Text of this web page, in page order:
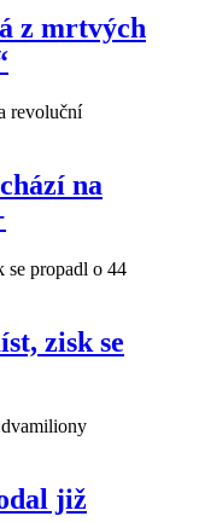
z mrtvých
na
zisk se
již